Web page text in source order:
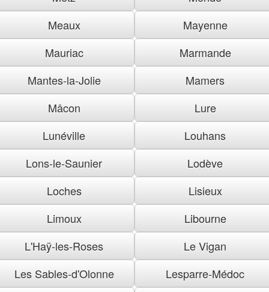
Meaux
Mayenne
Mauriac
Marmande
Mantes-la-Jolie
Mamers
Mâcon
Lure
Lunéville
Louhans
Lons-le-Saunier
Lodève
Loches
Lisieux
Limoux
Libourne
L'Haÿ-les-Roses
Le Vigan
Les Sables-d'Olonne
Lesparre-Médoc